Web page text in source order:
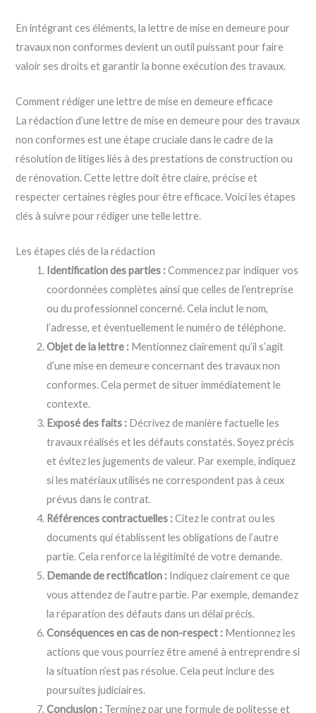
En intégrant ces éléments, la lettre de mise en demeure pour
travaux non conformes devient un outil puissant pour faire
valoir ses droits et garantir la bonne exécution des travaux.
Comment rédiger une lettre de mise en demeure efficace
La rédaction d’une lettre de mise en demeure pour des travaux
non conformes est une étape cruciale dans le cadre de la
résolution de litiges liés à des prestations de construction ou
de rénovation. Cette lettre doit être claire, précise et
respecter certaines règles pour être efficace. Voici les étapes
clés à suivre pour rédiger une telle lettre.
Les étapes clés de la rédaction
Identification des parties :Commencez par indiquer vos
coordonnées complètes ainsi que celles de l’entreprise
ou du professionnel concerné. Cela inclut le nom,
l’adresse, et éventuellement le numéro de téléphone.
Objet de la lettre : Mentionnez clairement qu’il s’agit
d’une mise en demeure concernant des travaux non
conformes. Cela permet de situer immédiatement le
contexte.
Exposé des faits : Décrivez de manière factuelle les
travaux réalisés et les défauts constatés. Soyez précis
et évitez les jugements de valeur. Par exemple, indiquez
si les matériaux utilisés ne correspondent pas à ceux
prévus dans le contrat.
Références contractuelles :Citez le contrat ou les
documents qui établissent les obligations de l’autre
partie. Cela renforce la légitimité de votre demande.
Demande de rectification : Indiquez clairement ce que
vous attendez de l’autre partie. Par exemple, demandez
la réparation des défauts dans un délai précis.
Conséquences en cas de non-respect : Mentionnez les
actions que vous pourriez être amené à entreprendre si
la situation n’est pas résolue. Cela peut inclure des
poursuites judiciaires.
Conclusion : Terminez par une formule de politesse et